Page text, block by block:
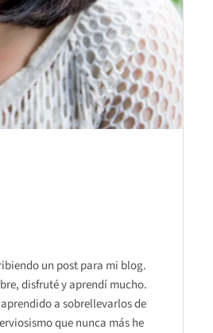
un post para mi blog.
disfruté y aprendí mucho.
a sobrellevarlos de
que nunca más he